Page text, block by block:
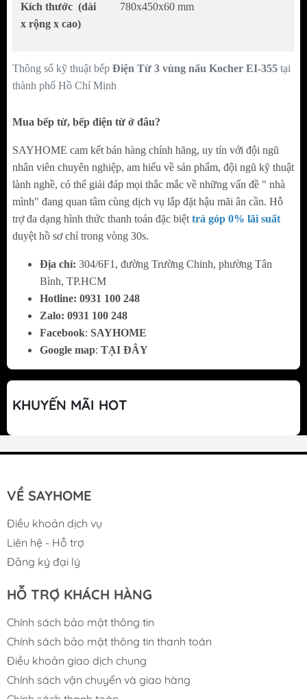
CHÍNH SÁCH BẢO HÀNH
Thông số kỹ thuật bếp Điện Từ 3 vùng nấu Kocher EI-355 tại
thành phố Hồ Chí Minh
Kích thước (dài
x rộng x cao)
780x450x60 mm
Mua bếp từ, bếp điện từ ở đâu?
SAYHOME cam kết bán hàng chính hãng, uy tín với đội ngũ
nhân viên chuyên nghiệp, am hiểu về sản phẩm, đội ngũ kỹ thuật
lành nghề, có thể giải đáp mọi thắc mắc về những vấn đề " nhà
mình" đang quan tâm cùng dịch vụ lắp đặt hậu mãi ân cần. Hỗ
trợ đa dạng hình thức thanh toán đặc biệt trả góp 0% lãi suất
duyệt hồ sơ chỉ trong vòng 30s.
Địa chỉ: 304/6F1, đường Trường Chinh, phường Tân
Bình, TP.HCM
Hotline: 0931 100 248
Zalo: 0931 100 248
Facebook: SAYHOME
Google map: TẠI ĐÂY
KHUYẾN MÃI HOT
VỀ SAYHOME
Điều khoản dịch vụ
Liên hệ - Hỗ trợ
Đăng ký đại lý
HỖ TRỢ KHÁCH HÀNG
Chính sách bảo mật thông tin
Chính sách bảo mật thông tin thanh toán
Điều khoản giao dịch chung
Chính sách vận chuyển và giao hàng